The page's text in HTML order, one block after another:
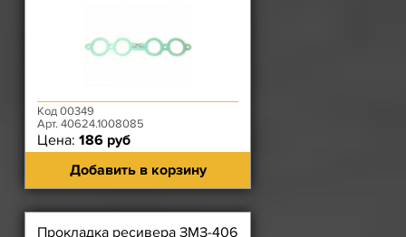
Код 00349
Арт. 40624.1008085
Цена: 186 руб
Добавить в корзину
Прокладка ресивера ЗМЗ-406